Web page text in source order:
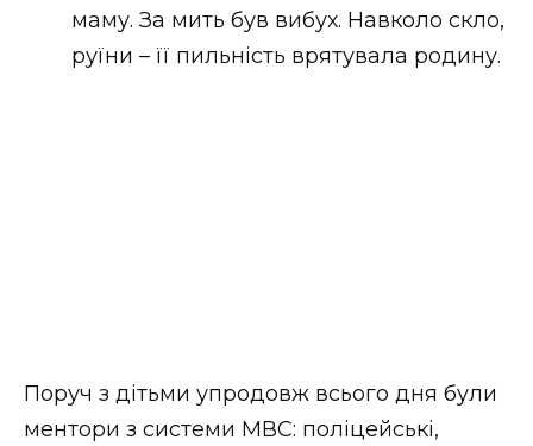
маму. За мить був вибух. Навколо скло,
руїни – її пильність врятувала родину.
Поруч з дітьми упродовж всього дня були
ментори з системи МВС: поліцейські,